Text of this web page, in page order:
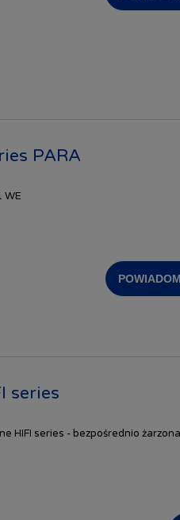
PARA
WE
series
HIFI series - bezpośrednio